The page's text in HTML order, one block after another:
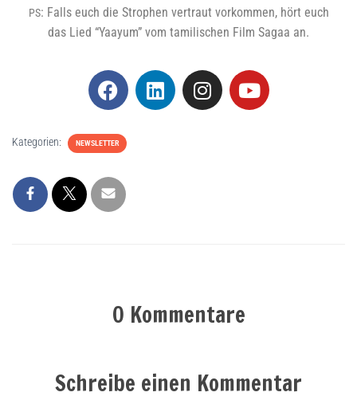
PS: Falls euch die Stro­phen ver­traut vor­kom­men, hört euch
das Lied “Yaayum” vom tami­li­schen Film Sagaa an.
Kategorien: NEWSLETTER
0 Kommentare
Schreibe einen Kommentar